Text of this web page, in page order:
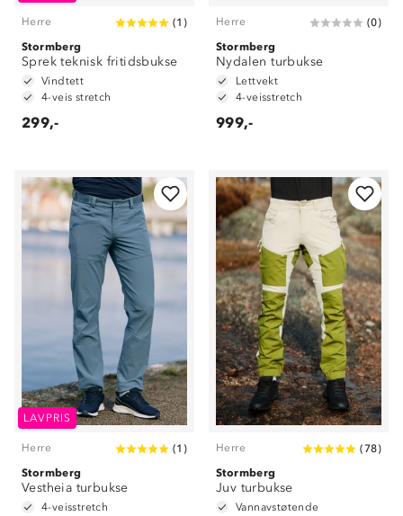
Herre (1 )
Stormberg
Sprek teknisk fritidsbukse
Vindtett
4-veis stretch
299,-
Herre (0)
Stormberg
Nydalen turbukse
Lettvekt
4-veisstretch
999,-
LAVPRIS
Herre (1 )
Stormberg
Vestheia turbukse
4-veisstretch
Herre (78)
Stormberg
Juv turbukse
Vannavstøtende